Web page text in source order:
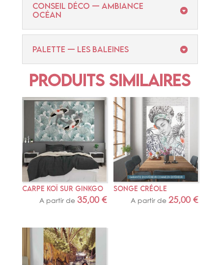
CONSEIL DÉCO — AMBIANCE
OCÉAN
PALETTE — LES BALEINES
Produits similaires
CARPE KOÏ SUR GINKGO
A partir de 35,00 €
SONGE CRÉOLE
A partir de25,00€